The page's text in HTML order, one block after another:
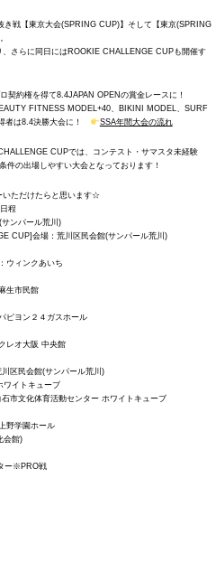
き戦【東京大会(SPRING CUP)】そして【東京(SPRING
さらに同日にはROOKIE CHALLENGE CUPも開催す
契約権を得て8.4JAPAN OPENの賞金レースに！
FITNESS MODEL+40、BIKINI MODEL、SURF
者は8.4決勝大会に！
SSA年間大会の流れ
CUPでは、コンテスト・サマスタ未経験
件の出場しやすい大会となっております！
いただけたらと思います☆
程
ンパール荒川)
CUP]会場：荒川区民会館(サンパール荒川)
ウィンクあいち
生市民館
ピヨン２４ガスホール
レオ大阪 中央館
区民会館(サンパール荒川)
ワイトキューブ
市文化体育活動センター ホワイトキューブ
野学園ホール
会館)
ー※PRO戦